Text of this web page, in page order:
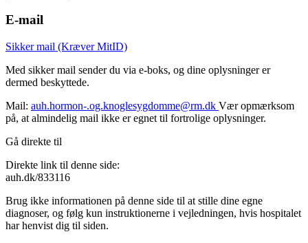
E-mail
Sikker mail (Kræver MitID)
Med sikker mail sender du via e-boks, og dine oplysninger er
dermed beskyttede.
Mail: auh.hormon-.og.knoglesygdomme@rm.dk Vær opmærksom
på, at almindelig mail ikke er egnet til fortrolige oplysninger.
Gå direkte til
Direkte link til denne side:
auh.dk/833116
Brug ikke informationen på denne side til at stille dine egne
diagnoser, og følg kun instruktionerne i vejledningen, hvis hospitalet
har henvist dig til siden.